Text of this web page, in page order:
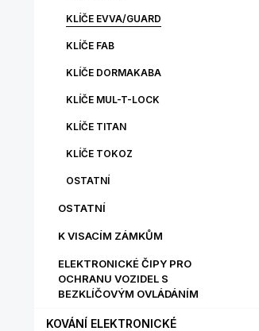
KLÍČE EVVA/GUARD
KLÍČE FAB
KLÍČE DORMAKABA
KLÍČE MUL-T-LOCK
KLÍČE TITAN
KLÍČE TOKOZ
OSTATNÍ
OSTATNÍ
K VISACÍM ZÁMKŮM
ELEKTRONICKÉ ČIPY PRO
OCHRANU VOZIDEL S
BEZKLÍČOVÝM OVLÁDÁNÍM
KOVÁNÍ ELEKTRONICKÉ